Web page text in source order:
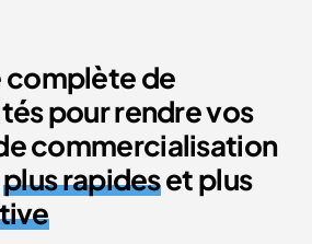
complète de
pour rendre vos
commercialisation
plus rapideset plus